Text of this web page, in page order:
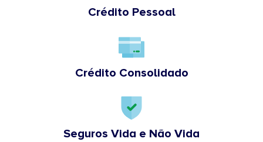
Crédito Pessoal
Crédito Consolidado
Seguros Vida e Não Vida